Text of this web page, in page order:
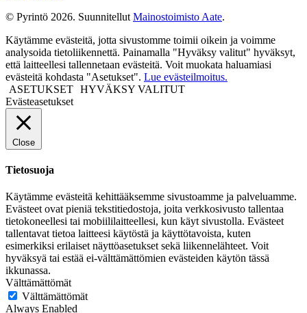
© Pyrintö 2026. Suunnitellut Mainostoimisto Aate.
Käytämme evästeitä, jotta sivustomme toimii oikein ja voimme
analysoida tietoliikennettä. Painamalla "Hyväksy valitut" hyväksyt,
että laitteellesi tallennetaan evästeitä. Voit muokata haluamiasi
evästeitä kohdasta "Asetukset". Lue evästeilmoitus.
ASETUKSET HYVÄKSY VALITUT
Evästeasetukset
Close
Tietosuoja
Käytämme evästeitä kehittääksemme sivustoamme ja palveluamme.
Evästeet ovat pieniä tekstitiedostoja, joita verkkosivusto tallentaa
tietokoneellesi tai mobiililaitteellesi, kun käyt sivustolla. Evästeet
tallentavat tietoa laitteesi käytöstä ja käyttötavoista, kuten
esimerkiksi erilaiset näyttöasetukset sekä liikennelähteet. Voit
hyväksyä tai estää ei-välttämättömien evästeiden käytön tässä
ikkunassa.
Välttämättömät
Välttämättömät
Always Enabled